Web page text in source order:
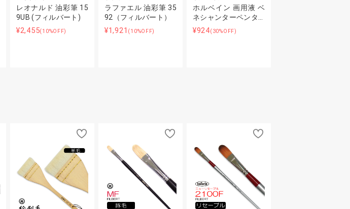
レオナルド 油彩筆 15
9UB (フィルバート)
¥2,455(10%OFF)
ラファエル 油彩筆 35
92（フィルバート）
¥1,921 (10%OFF)
ホルベイン 画用液 ベ
ネシャンターペンタ…
¥924(30%OFF)